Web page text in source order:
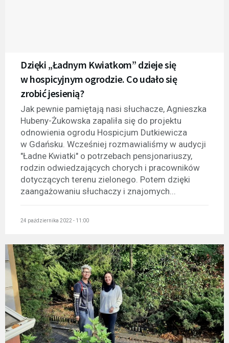
Dzięki „Ładnym Kwiatkom” dzieje się
w hospicyjnym ogrodzie. Co udało się
zrobić jesienią?
Jak pewnie pamiętają nasi słuchacze, Agnieszka
Hubeny-Żukowska zapaliła się do projektu
odnowienia ogrodu Hospicjum Dutkiewicza
w Gdańsku. Wcześniej rozmawialiśmy w audycji
"Ładne Kwiatki" o potrzebach pensjonariuszy,
rodzin odwiedzających chorych i pracowników
dotyczących terenu zielonego. Potem dzięki
zaangażowaniu słuchaczy i znajomych...
24 października 2022 - 11:00